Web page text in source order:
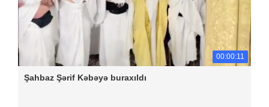
00:00:11
Şahbaz Şərif Kəbəyə buraxıldı